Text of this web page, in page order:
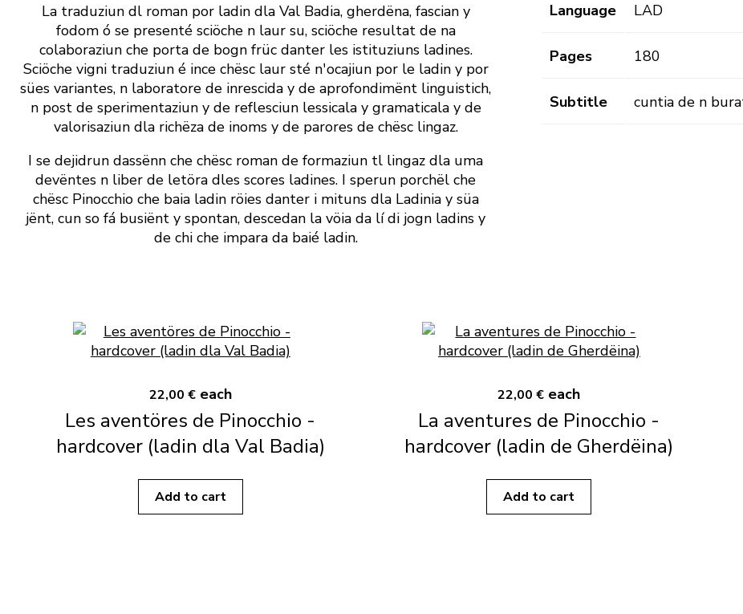
La traduziun dl roman por ladin dla Val Badia, gherdëna, fascian y
fodom ó se presenté sciöche n laur su, sciöche resultat de na
colaboraziun che porta de bogn früc danter les istituziuns ladines.
Sciöche vigni traduziun é ince chësc laur sté n' ocajiun por le ladin y por
sües variantes, n laboratore de inrescida y de aprofondimënt linguistich,
n post de sperimentaziun y de reflesciun lessicala y gramaticala y de
valorisaziun dla richëza de inoms y de parores de chësc lingaz.
I se dejidrun dassënn che chësc roman de formaziun tl lingaz dla uma
devëntes n liber de letöra dles scores ladines. I sperun porchël che
chësc Pinocchio che baia ladin röies danter i mituns dla Ladinia y süa
jënt, cun so fá busiënt y spontan, descedan la vöia da lí di jogn ladins y
de chi che impara da baié ladin.
Language LAD
Pages 180
Subtitle cuntia de n
22,00 € each
Les aventöres de Pinocchio -
hardcover (ladin dla Val Badia)
Add to cart
22,00 € each
La aventures de Pinocchio -
hardcover (ladin de Gherdëina)
Add to cart